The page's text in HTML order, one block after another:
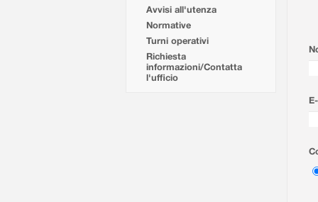
Avvisi all'utenza
Normative
Turni operativi
Richiesta
informazioni/Contatta
l'ufficio